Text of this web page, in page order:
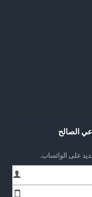
الصالح
على الواتساب.